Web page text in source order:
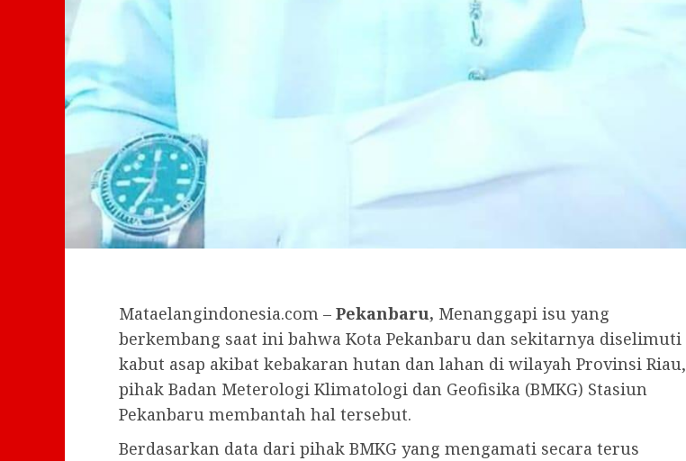
Mataelangindonesia.com – Pekanbaru, Menanggapi isu yang
berkembang saat ini bahwa Kota Pekanbaru dan sekitarnya diselimuti
kabut asap akibat kebakaran hutan dan lahan di wilayah Provinsi Riau,
pihak Badan Meterologi Klimatologi dan Geofisika (BMKG) Stasiun
Pekanbaru membantah hal tersebut.
Berdasarkan data dari pihak BMKG yang mengamati secara terus